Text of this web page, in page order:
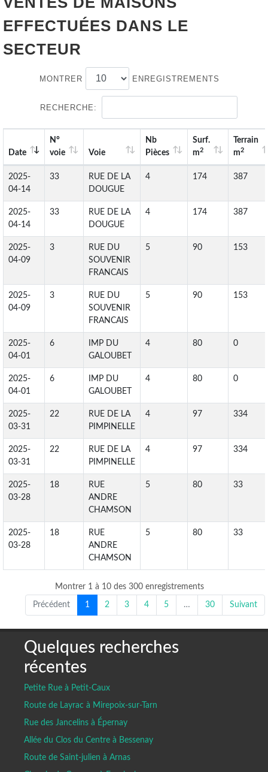
EFFECTUÉES DANS LE
SECTEUR
MONTRER ENREGISTREMENTS
RECHERCHE:
Date
N°
voie
Voie
Nb
Pièces
Surf.
m2
Terrain
m2
2025-
04-14
33
RUE DE LA
DOUGUE
4 174 387
2025-
04-14
33
RUE DE LA
DOUGUE
4 174 387
2025-
04-09
3
RUE DU
SOUVENIR
FRANCAIS
5 90 153
2025-
04-09
3
RUE DU
SOUVENIR
FRANCAIS
5 90 153
2025-
04-01
6
IMP DU
GALOUBET
4 80 0
2025-
04-01
6
IMP DU
GALOUBET
4 80 0
2025-
03-31
22
RUE DE LA
PIMPINELLE
4 97 334
2025-
03-31
22
RUE DE LA
PIMPINELLE
4 97 334
2025-
03-28
18
RUE
ANDRE
CHAMSON
5 80 33
2025-
03-28
18
RUE
ANDRE
CHAMSON
5 80 33
Montrer 1 à 10 des 300 enregistrements
Précédent 1 2 3 4 5 … 30 Suivant
Quelques recherches
récentes
Petite Rue à Petit-Caux
Route de Layrac à Mirepoix-sur-Tarn
Rue des Jancelins à Épernay
Allée du Clos du Centre à Bessenay
Route de Saint-julien à Arnas